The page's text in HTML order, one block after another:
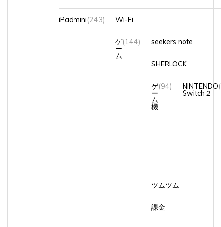
iPadmini (243) Wi-Fi
ゲ
ー
ム
(144) seekers note
SHERLOCK
ゲ
ー
ム
機
(94) NINTENDO
Switch２
ツムツム
課金